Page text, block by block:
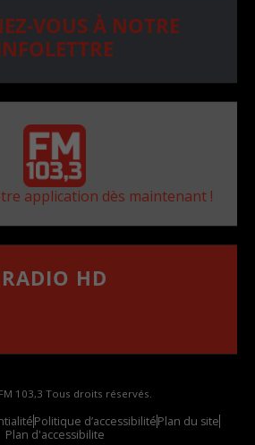
VOUS À NOTRE
application dès maintenant !
RADIO HD
103,3 Tous droits réservés.
Politique d’accessibilitéPlan du site
Plan d'accessibilite